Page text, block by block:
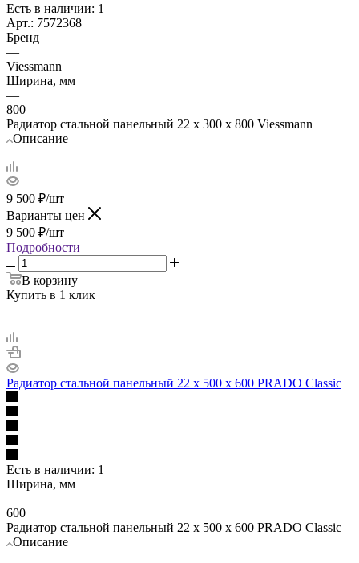
Есть в наличии: 1
Арт.: 7572368
Бренд
—
Viessmann
Ширина, мм
—
800
Радиатор стальной панельный 22 х 300 х 800 Viessmann
Описание
9 500 ₽/шт
Варианты цен
9 500 ₽/шт
Подробности
В корзину
Купить в 1 клик
Радиатор стальной панельный 22 х 500 х 600 PRADO Classic
Есть в наличии: 1
Ширина, мм
—
600
Радиатор стальной панельный 22 х 500 х 600 PRADO Classic
Описание